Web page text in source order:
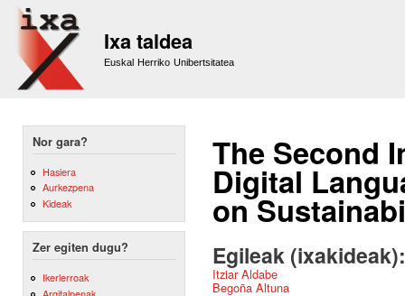
Ixa taldea
Euskal Herriko Unibertsitatea
Nor gara?
Hasiera
Aurkezpena
Kideak
Zer egiten dugu?
Ikerlerroak
Argitalpenak
The Second
Digital
on
Egileak
Itziar Aldabe
Begoña Altuna